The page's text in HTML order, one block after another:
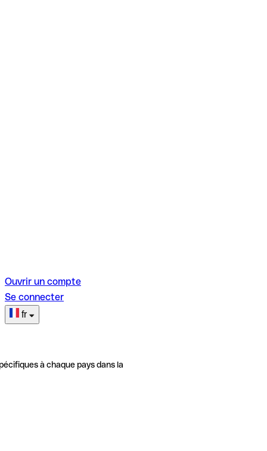
Ouvrir un compte
Se connecter
fr
à chaque pays dans la